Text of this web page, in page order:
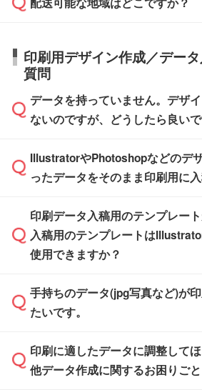
タッフまでお問い合わせくださ
ル」に注文予定日をご入力いた
その締切日や出荷目安をご確認
品が決まりましたらお早めのご
たします。
※土日祝日を除く営業日換算で
※沖縄・離島は追加日数がかか
す。>>対象商品はこちら
※最短出荷日は商品によって異な
品ページにてご確認ください
はできかねますので予めご了承
商品によって異なります。各ペ
す。(白箱、化粧箱、ブリスタ
【袋入り】 商品がひとつずつ
す。(透明袋、デザイン袋など)
【個包装なし】 個包装がされ
※化粧箱から白箱への入れ替え
箱の作成は原則承っておりませ
日本全国へお届けが可能です。
直接納品は行っておりませんの
ださい。
印刷用デザイン作成／デー
質問
データを持っていません。デザ
ないのですが、どうしたら良い
無料の「デザインシミュレータ
PCやスマホから簡単にデザイ
ザインソフトがなくても安心で
また、「データ作成サービス
せいただければ、弊社にて無料
タを1点作成いたします。
IllustratorやPhotoshopなどのデ
ったデータをそのまま印刷用に
IllustratorやPhotoshop、CLIP
ザインソフトでこだわりのデザ
い方は、完全データ入稿
積・ご注文フォームにアップロ
ください。
ご入稿後は経験豊富なスタッフ
がないかチェックし、お客様と
刷に進みますので、ご安心くだ
印刷データ入稿用のテンプレー
入稿用のテンプレートは
使用できますか？
一部商品は入稿用テンプレート
ます。各商品ページの『印刷方
入稿用のテンプレートはPDF形
IllustratorやPhotoshopで開いて
手持ちのデータ(jpg写真など)が
たいです。
印刷に適したデータ・解像度か
タッフが事前に確認いたします。
印刷に適したデータに調整して
他データ作成に関するお困りごと